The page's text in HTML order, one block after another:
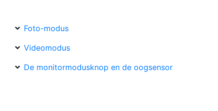
Foto-modus
Videomodus
De monitormodusknop en de oogsensor